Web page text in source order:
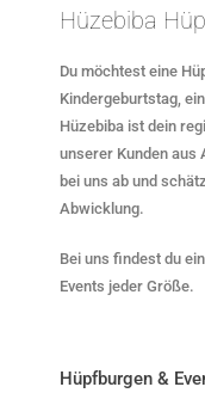
Hüzebiba
Du möchtest eine
Kindergeburtstag,
Hüzebiba ist dein
unserer Kunden aus
bei uns ab und
Abwicklung.
Bei uns findest du
Events jeder Größe.
Hüpfburgen &